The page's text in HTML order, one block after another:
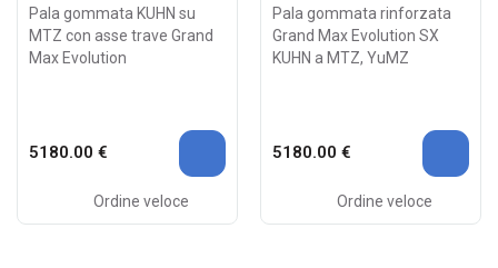
Pala gommata KUHN su
MTZ con asse trave Grand
Max Evolution
5180.00 €
Ordine veloce
Pala gommata rinforzata
Grand Max Evolution SX
KUHN a MTZ, YuMZ
5180.00 €
Ordine veloce